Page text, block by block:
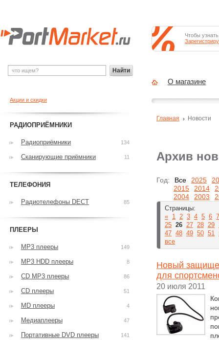
Архив
Год: Все 2025
2015
2014
2004
2003
Страницы:
« 1 2 3 4 5 6 7
25 26 27 28 29
47 48 49 50 51
все
Новый
для
20 июля 2011
Главная Новости
Акции и скидки
РАДИОПРИЁМНИКИ
Радиоприёмники 134
Сканирующие приёмники 11
ТЕЛЕФОНИЯ
Радиотелефоны DECT 85
ПЛЕЕРЫ
MP3 плееры 149
MP3 HDD плееры 8
CD MP3 плееры 86
CD плееры 51
MD плееры 4
Медиаплееры 47
Портативные DVD плееры 141
Найти
Чтобы
О магазине